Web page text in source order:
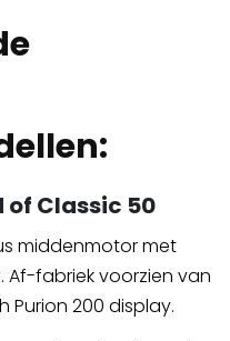
of Classic 50
middenmotor met
Af-fabriek voorzien van
Purion 200 display.